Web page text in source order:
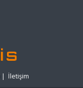
| İletişim